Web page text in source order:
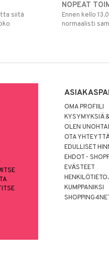
siitä
NOPEAT
Ennen kello
normaalisti
OMA PROFIILI
KYSYMYKSIÄ
OLEN
OTA
EDULLISET
EHDOT -
EVÄSTEET
KUMPPANIKSI